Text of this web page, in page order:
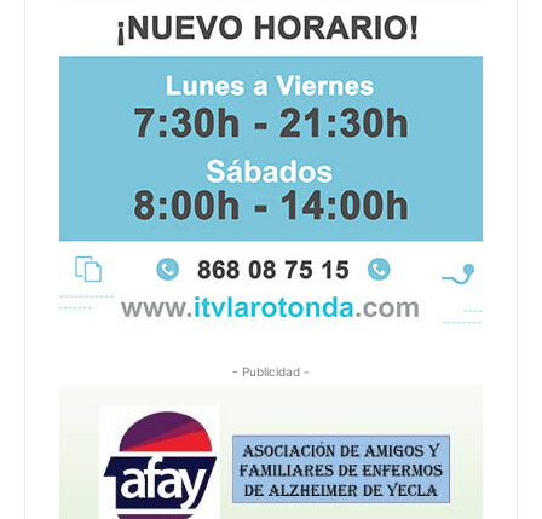
- Publicidad -